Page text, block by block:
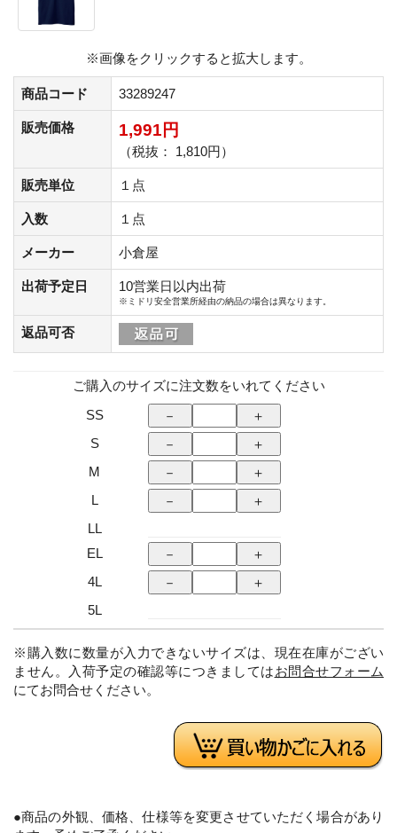
※画像をクリックすると拡大します。
商品コード 33289247
販売価格 1,991円
（税抜： 1,810円）
販売単位 １点
入数 １点
メーカー 小倉屋
出荷予定日 10営業日以内出荷
※ミドリ安全営業所経由の納品の場合は異なります。
返品可否
ご購入のサイズに注文数をいれてください
SS
S
M
L
LL
EL
4L
5L
※購入数に数量が入力できないサイズは、現在在庫がござい
ません。入荷予定の確認等につきましてはお問合せフォーム
にてお問合せください。
●商品の外観、価格、仕様等を変更させていただく場合があり